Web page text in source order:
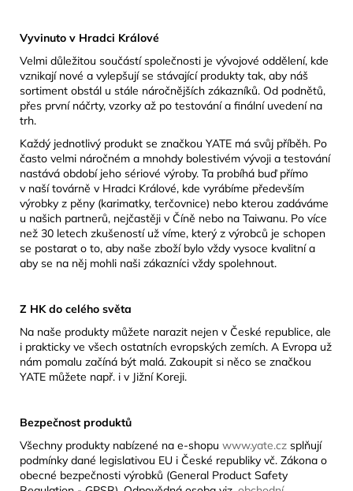
Vyvinuto v Hradci Králové
Velmi důležitou součástí společnosti je vývojové oddělení, kde
vznikají nové a vylepšují se stávající produkty tak, aby náš
sortiment obstál u stále náročnějších zákazníků. Od podnětů,
přes první náčrty, vzorky až po testování a finální uvedení na
trh.
Každý jednotlivý produkt se značkou YATE má svůj příběh. Po
často velmi náročném a mnohdy bolestivém vývoji a testování
nastává období jeho sériové výroby. Ta probíhá buď přímo
v naší továrně v Hradci Králové, kde vyrábíme především
výrobky z pěny (karimatky, terčovnice) nebo kterou zadáváme
u našich partnerů, nejčastěji v Číně nebo na Taiwanu. Po více
než 30 letech zkušeností už víme, který z výrobců je schopen
se postarat o to, aby naše zboží bylo vždy vysoce kvalitní a
aby se na něj mohli naši zákazníci vždy spolehnout.
Z HK do celého světa
Na naše produkty můžete narazit nejen v České republice, ale
i prakticky ve všech ostatních evropských zemích. A Evropa už
nám pomalu začíná být malá. Zakoupit si něco se značkou
YATE můžete např. i v Jižní Koreji.
Bezpečnost produktů
Všechny produkty nabízené na e-shopu www.yate.cz splňují
podmínky dané legislativou EU i České republiky vč. Zákona o
obecné bezpečnosti výrobků (General Product Safety